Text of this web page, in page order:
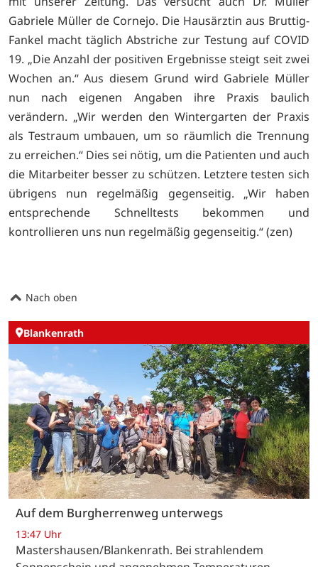
Gabriele Müller de Cornejo. Die Hausärztin aus Bruttig-
Fankel macht täglich Abstriche zur Testung auf COVID
19. „Die Anzahl der positiven Ergebnisse steigt seit zwei
Wochen an.“ Aus diesem Grund wird Gabriele Müller
nun nach eigenen Angaben ihre Praxis baulich
verändern. „Wir werden den Wintergarten der Praxis
als Testraum umbauen, um so räumlich die Trennung
zu erreichen.“ Dies sei nötig, um die Patienten und auch
die Mitarbeiter besser zu schützen. Letztere testen sich
übrigens nun regelmäßig gegenseitig. „Wir haben
entsprechende Schnelltests bekommen und
kontrollieren uns nun regelmäßig gegenseitig.“ (zen)
Nach oben
Blankenrath
Auf dem Burgherrenweg unterwegs
13:47 Uhr
Mastershausen/Blankenrath. Bei strahlendem